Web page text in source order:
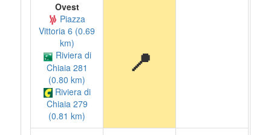
Ovest
Piazza
Vittoria 6 (0.69
km)
Riviera di
Chiaia 281
(0.80 km)
Riviera di
Chiaia 279
(0.81 km)
📍